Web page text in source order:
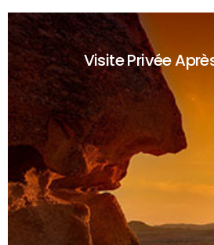
Visite Privée